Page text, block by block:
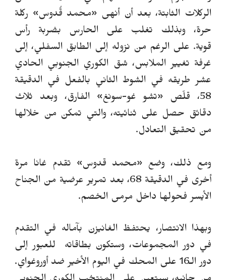
الركلات الثابتة، بعد أن أنهى «محمد قُدوس» ركلة
حرة، وبذلك تغلب على الحارس بضربة رأس
قوية. على الرغم من نزوله إلى الطابق السفلي، إلى
غرفة تغيير الملابس، شق الكوري الجنوبي الحادي
عشر طريقه في الشوط الثاني بالفعل في الدقيقة
58، قلّص «تشو غو-سونغ» الفارق، وبعد ثلاث
دقائق حصل على ثنائيته، والتي تمكن من خلالها
من تحقيق التعادل.
ومع ذلك، وضع «محمد قدوس» تقدم غانا مرة
أخرى في الدقيقة 68، بعد تمرير عرضية من الجناح
الأيسر فحولها داخل مرمى الخصم.
وبهذا الانتصار، يحتفظ الغانيزن بآماله في التقدم
في دور المجموعات، وستكون بطاقاته للعبور إلى
دور الـ16 على المحك في اليوم الأخير ضد أوروغواي.